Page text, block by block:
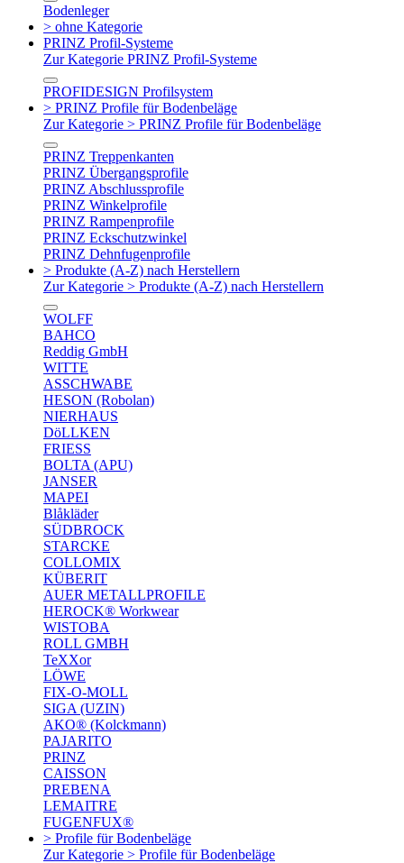
Bodenleger
> ohne Kategorie
PRINZ Profil-Systeme
Zur Kategorie PRINZ Profil-Systeme
PROFIDESIGN Profilsystem
> PRINZ Profile für Bodenbeläge
Zur Kategorie > PRINZ Profile für Bodenbeläge
PRINZ Treppenkanten
PRINZ Übergangsprofile
PRINZ Abschlussprofile
PRINZ Winkelprofile
PRINZ Rampenprofile
PRINZ Eckschutzwinkel
PRINZ Dehnfugenprofile
> Produkte (A-Z) nach Herstellern
Zur Kategorie > Produkte (A-Z) nach Herstellern
WOLFF
BAHCO
Reddig GmbH
WITTE
ASSCHWABE
HESON (Robolan)
NIERHAUS
DöLLKEN
FRIESS
BOLTA (APU)
JANSER
MAPEI
Blåkläder
SÜDBROCK
STARCKE
COLLOMIX
KÜBERIT
AUER METALLPROFILE
HEROCK® Workwear
WISTOBA
ROLL GMBH
TeXXor
LÖWE
FIX-O-MOLL
SIGA (UZIN)
AKO® (Kolckmann)
PAJARITO
PRINZ
CAISSON
PREBENA
LEMAITRE
FUGENFUX®
> Profile für Bodenbeläge
Zur Kategorie > Profile für Bodenbeläge